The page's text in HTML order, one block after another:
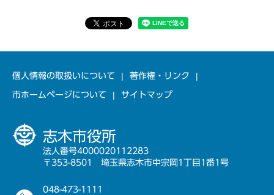
個人情報の取扱いについて 著作権・リンク
市ホームページについて サイトマップ
志木市役所
法人番号4000020112283
〒353-8501 埼玉県志木市中宗岡1丁目1番1号
048-473-1111